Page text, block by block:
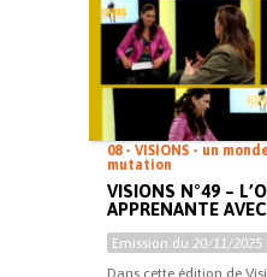
08 - VISIONS - un
mutation
VISIONS N°49 –
APPRENANTE
Emission du 20/11/2025
Dans cette édition de